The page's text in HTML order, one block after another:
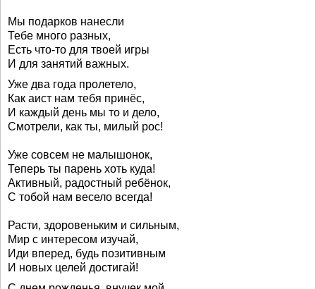
Мы подарков нанесли
Тебе много разных,
Есть что-то для твоей игры
И для занятий важных.
Уже два года пролетело,
Как аист нам тебя принёс,
И каждый день мы то и дело,
Смотрели, как ты, милый рос!
Уже совсем не малышонок,
Теперь ты парень хоть куда!
Активный, радостный ребёнок,
С тобой нам весело всегда!
Расти, здоровеньким и сильным,
Мир с интересом изучай,
Иди вперед, будь позитивным
И новых целей достигай!